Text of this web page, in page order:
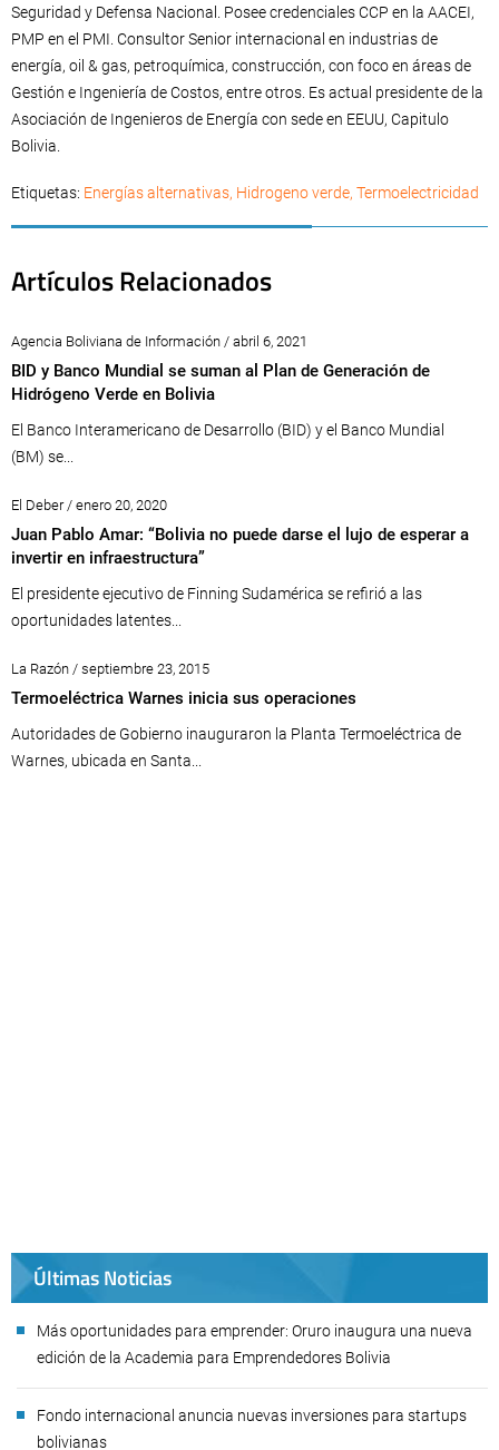
Seguridad y Defensa Nacional. Posee credenciales CCP en la AACEI,
PMP en el PMI. Consultor Senior internacional en industrias de
energía, oil & gas, petroquímica, construcción, con foco en áreas de
Gestión e Ingeniería de Costos, entre otros. Es actual presidente de la
Asociación de Ingenieros de Energía con sede en EEUU, Capitulo
Bolivia.
Etiquetas: Energías alternativas, Hidrogeno verde, Termoelectricidad
Artículos Relacionados
Agencia Boliviana de Información / abril 6, 2021
BID y Banco Mundial se suman al Plan de Generación de
Hidrógeno Verde en Bolivia
El Banco Interamericano de Desarrollo (BID) y el Banco Mundial
(BM) se...
El Deber / enero 20, 2020
Juan Pablo Amar: “Bolivia no puede darse el lujo de esperar a
invertir en infraestructura”
El presidente ejecutivo de Finning Sudamérica se refirió a las
oportunidades latentes...
La Razón / septiembre 23, 2015
Termoeléctrica Warnes inicia sus operaciones
Autoridades de Gobierno inauguraron la Planta Termoeléctrica de
Warnes, ubicada en Santa...
Últimas Noticias
Más oportunidades para emprender: Oruro inaugura una nueva
edición de la Academia para Emprendedores Bolivia
Fondo internacional anuncia nuevas inversiones para startups
bolivianas